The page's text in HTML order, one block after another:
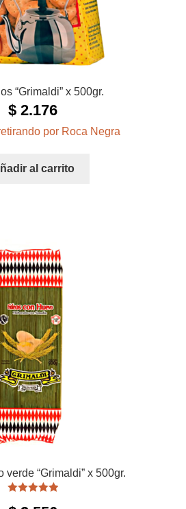
“Grimaldi” x 500gr.
$ 2.176
por Roca Negra
al carrito
verde “Grimaldi” x 500gr.